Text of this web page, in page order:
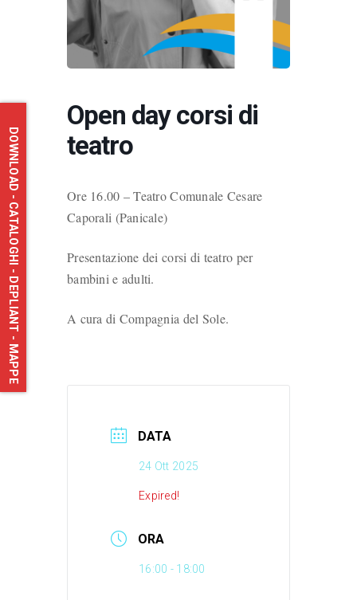
Open day corsi di
teatro
Ore 16.00 – Teatro Comunale Cesare
Caporali (Panicale)
Presentazione dei corsi di teatro per
bambini e adulti.
A cura di Compagnia del Sole.
DATA
24 Ott 2025
Expired!
ORA
16:00 - 18:00
DOWNLOAD - CATALOGHI - DEPLIANT - MAPPE